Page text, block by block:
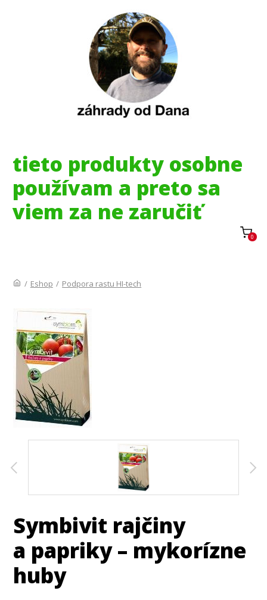
tieto produkty osobne
používam a preto sa
viem za ne zaručiť
0
/ Eshop / Podpora rastu HI-tech
Symbivit rajčiny
a papriky – mykorízne
huby